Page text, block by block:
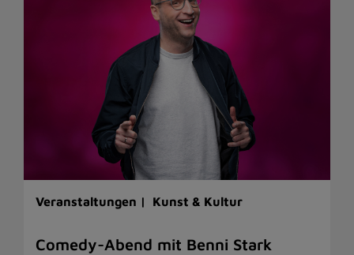
Veranstaltungen | Kunst & Kultur
Comedy-Abend mit Benni Stark